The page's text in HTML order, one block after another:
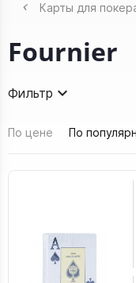
Карты для
Fournier
Фильтр
По цене По